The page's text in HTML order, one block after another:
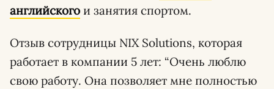
английского и занятия спортом.
Отзыв сотрудницы NIX Solutions, которая
работает в компании 5 лет: “Очень люблю
свою работу. Она позволяет мне полностью